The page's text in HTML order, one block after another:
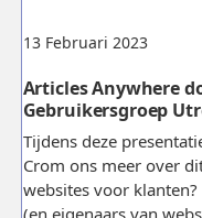
13 Februari 2023
Articles Anywhere
Gebruikersgroep
Tijdens deze
Crom ons meer over
websites voor